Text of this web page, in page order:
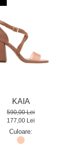
KAIA
590,00 Lei
177,00 Lei
Culoare: